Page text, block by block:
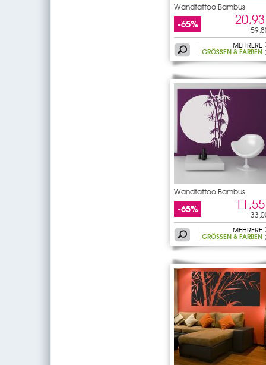
Wandtattoo Bambus
-65%
MEHRERE
GRÖSSEN & FARBEN
Wandtattoo Bambus
-65%
MEHRERE
GRÖSSEN & FARBEN